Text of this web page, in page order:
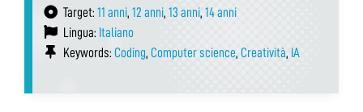
Target: 11 anni, 12 anni, 13 anni, 14 anni
Lingua: Italiano
Keywords: Coding, Computer science, Creatività, IA